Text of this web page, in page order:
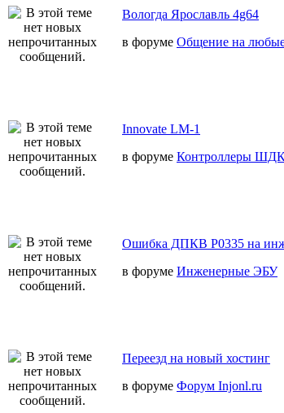
Вологда Ярославль 4g64
в форуме Общение на
Innovate LM-1
в форуме Контроллеры
Ошибка ДПКВ Р0335 на
в форуме Инженерные ЭБУ
Переезд на новый хостинг
в форуме Форум Injonl.ru